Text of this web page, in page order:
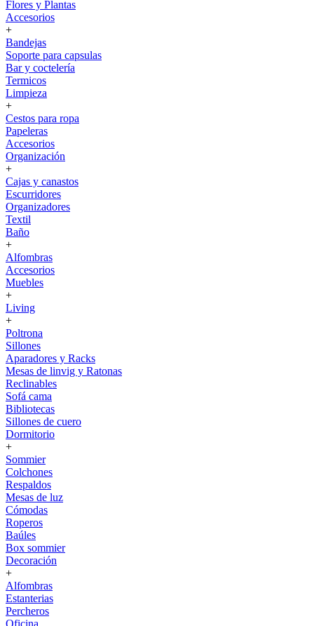
Flores y Plantas
Accesorios
+
Bandejas
Soporte para capsulas
Bar y coctelería
Termicos
Limpieza
+
Cestos para ropa
Papeleras
Accesorios
Organización
+
Cajas y canastos
Escurridores
Organizadores
Textil
Baño
+
Alfombras
Accesorios
Muebles
+
Living
+
Poltrona
Sillones
Aparadores y Racks
Mesas de linvig y Ratonas
Reclinables
Sofá cama
Bibliotecas
Sillones de cuero
Dormitorio
+
Sommier
Colchones
Respaldos
Mesas de luz
Cómodas
Roperos
Baúles
Box sommier
Decoración
+
Alfombras
Estanterias
Percheros
Oficina